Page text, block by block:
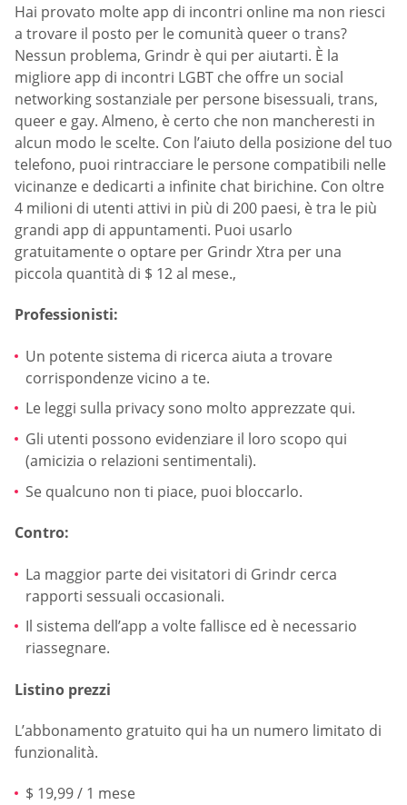
Hai provato molte app di incontri online ma non riesci
a trovare il posto per le comunità queer o trans?
Nessun problema, Grindr è qui per aiutarti. È la
migliore app di incontri LGBT che offre un social
networking sostanziale per persone bisessuali, trans,
queer e gay. Almeno, è certo che non mancheresti in
alcun modo le scelte. Con l’aiuto della posizione del tuo
telefono, puoi rintracciare le persone compatibili nelle
vicinanze e dedicarti a infinite chat birichine. Con oltre
4 milioni di utenti attivi in più di 200 paesi, è tra le più
grandi app di appuntamenti. Puoi usarlo
gratuitamente o optare per Grindr Xtra per una
piccola quantità di $ 12 al mese.,
Professionisti:
Un potente sistema di ricerca aiuta a trovare
corrispondenze vicino a te.
Le leggi sulla privacy sono molto apprezzate qui.
Gli utenti possono evidenziare il loro scopo qui
(amicizia o relazioni sentimentali).
Se qualcuno non ti piace, puoi bloccarlo.
Contro:
La maggior parte dei visitatori di Grindr cerca
rapporti sessuali occasionali.
Il sistema dell’app a volte fallisce ed è necessario
riassegnare.
Listino prezzi
L’abbonamento gratuito qui ha un numero limitato di
funzionalità.
$ 19,99 / 1 mese